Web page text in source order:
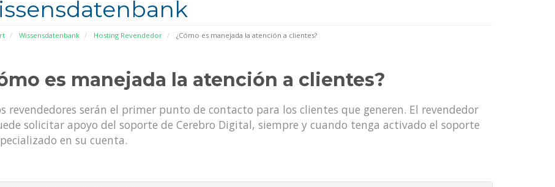
Wissensdatenbank Hosting Revendedor ¿Cómo es manejada la atención a clientes?
es manejada la atención a clientes?
revendedores serán el primer punto de contacto para los clientes que generen. El revendedor
solicitar apoyo del soporte de Cerebro Digital, siempre y cuando tenga activado el soporte
en su cuenta.